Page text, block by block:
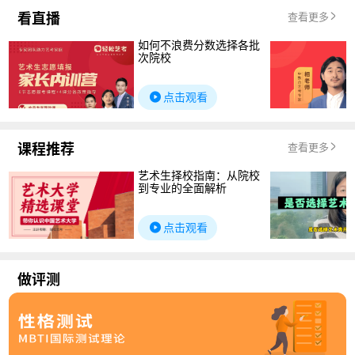
看直播 查看更多
如何不浪费分数选择各批
次院校
点击观看
课程推荐 查看更多
艺术生择校指南：从院校
到专业的全面解析
点击观看
做评测